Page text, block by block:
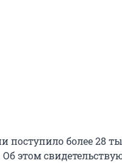
поступило более 28
этом